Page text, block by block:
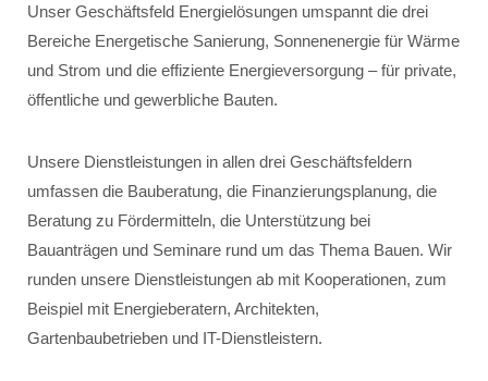
Unser Geschäftsfeld Energielösungen umspannt die drei
Bereiche Energetische Sanierung, Sonnenenergie für Wärme
und Strom und die effiziente Energieversorgung – für private,
öffentliche und gewerbliche Bauten.
Unsere Dienstleistungen in allen drei Geschäftsfeldern
umfassen die Bauberatung, die Finanzierungsplanung, die
Beratung zu Fördermitteln, die Unterstützung bei
Bauanträgen und Seminare rund um das Thema Bauen. Wir
runden unsere Dienstleistungen ab mit Kooperationen, zum
Beispiel mit Energieberatern, Architekten,
Gartenbaubetrieben und IT-Dienstleistern.